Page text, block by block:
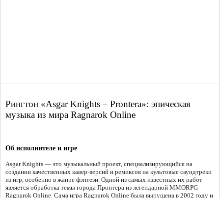
Рингтон «Asgar Knights – Prontera»: эпическая
музыка из мира Ragnarok Online
Об исполнителе и игре
Asgar Knights — это музыкальный проект, специализирующийся на
создании качественных кавер-версий и ремиксов на культовые саундтреки
из игр, особенно в жанре фэнтези. Одной из самых известных их работ
является обработка темы города Пронтера из легендарной MMORPG
Ragnarok Online. Сама игра Ragnarok Online была выпущена в 2002 году и